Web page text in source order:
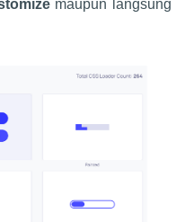
maupun langsung